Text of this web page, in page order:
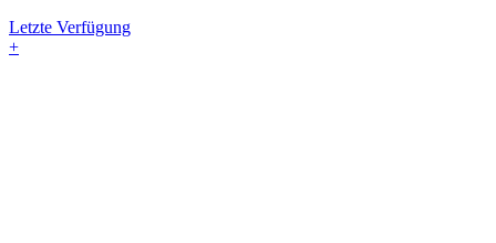
Letzte Verfügung
+